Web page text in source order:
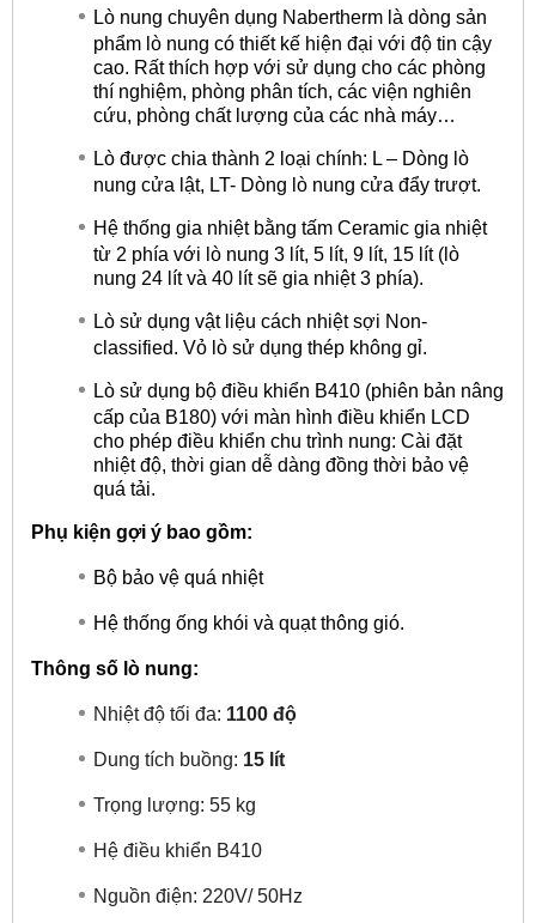
Lò nung chuyên dụng Nabertherm là dòng sản
phẩm lò nung có thiết kế hiện đại với độ tin cậy
cao. Rất thích hợp với sử dụng cho các phòng
thí nghiệm, phòng phân tích, các viện nghiên
cứu, phòng chất lượng của các nhà máy…
Lò được chia thành 2 loại chính: L – Dòng lò
nung cửa lật, LT- Dòng lò nung cửa đẩy trượt.
Hệ thống gia nhiệt bằng tấm Ceramic gia nhiệt
từ 2 phía với lò nung 3 lít, 5 lít, 9 lít, 15 lít (lò
nung 24 lít và 40 lít sẽ gia nhiệt 3 phía).
Lò sử dụng vật liệu cách nhiệt sợi Non-
classified. Vỏ lò sử dụng thép không gỉ.
Lò sử dụng bộ điều khiển B410 (phiên bản nâng
cấp của B180) với màn hình điều khiển LCD
cho phép điều khiển chu trình nung: Cài đặt
nhiệt độ, thời gian dễ dàng đồng thời bảo vệ
quá tải.
Phụ kiện gợi ý bao gồm:
Bộ bảo vệ quá nhiệt
Hệ thống ống khói và quạt thông gió.
Thông số lò nung:
Nhiệt độ tối đa: 1100 độ
Dung tích buồng: 15 lít
Trọng lượng: 55 kg
Hệ điều khiển B410
Nguồn điện: 220V/ 50Hz